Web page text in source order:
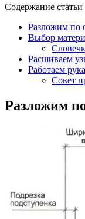
Содержание статьи
Разложим по
Выбор
Расшиваем
Работаем
Совет
Разложим